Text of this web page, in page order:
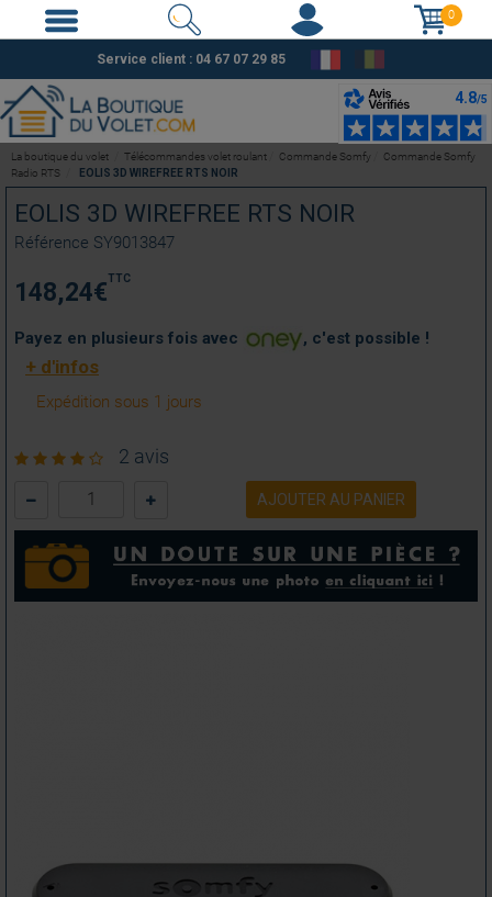
0
Service client : 04 67 07 29 85
EOLIS 3D WIREFREE RTS NOIR
Référence SY9013847
148,24€TTC
Payez en plusieurs fois avec , c'est possible !
+ d'infos
Expédition sous 1 jours
2 avis
AJOUTER AU PANIER
La boutique du volet Télécommandes volet roulant Commande Somfy
Commande Somfy
Radio RTS
EOLIS 3D WIREFREE RTS NOIR